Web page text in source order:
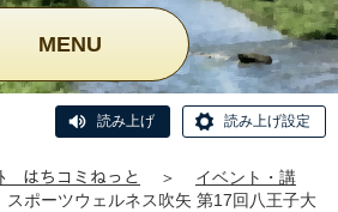
MENU
読み上げ 読み上げ設定
ﾄ はちコミねっと ＞
イベント・講
スポーツウェルネス吹矢 第17回八王子大